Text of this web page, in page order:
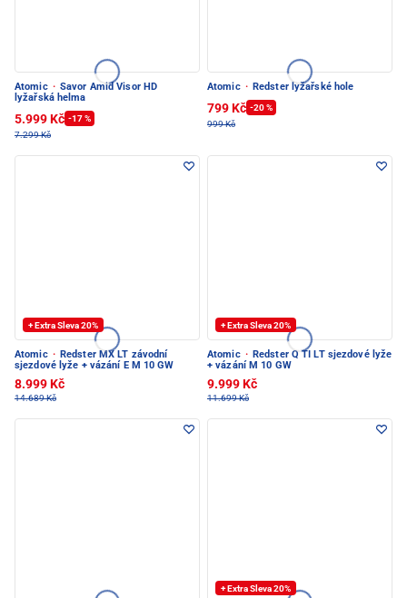
Atomic · Savor Amid Visor HD
lyžařská helma
5.999 Kč -17 %
7.299 Kč
Atomic · Redster lyžařské hole
799 Kč -20 %
999 Kč
+ Extra Sleva 20%
Atomic · Redster MX LT závodní
sjezdové lyže + vázání E M 10 GW
8.999 Kč
14.689 Kč
+ Extra Sleva 20%
Atomic · Redster Q TI LT sjezdové lyže
+ vázání M 10 GW
9.999 Kč
11.699 Kč
+ Extra Sleva 20%